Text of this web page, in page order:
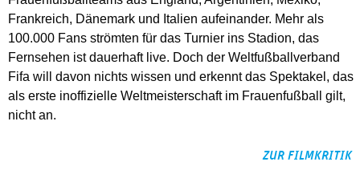
Frankreich, Dänemark und Italien aufeinander. Mehr als
100.000 Fans strömten für das Turnier ins Stadion, das
Fernsehen ist dauerhaft live. Doch der Weltfußballverband
Fifa will davon nichts wissen und erkennt das Spektakel, das
als erste inoffizielle Weltmeisterschaft im Frauenfußball gilt,
nicht an.
ZUR FILMKRITIK